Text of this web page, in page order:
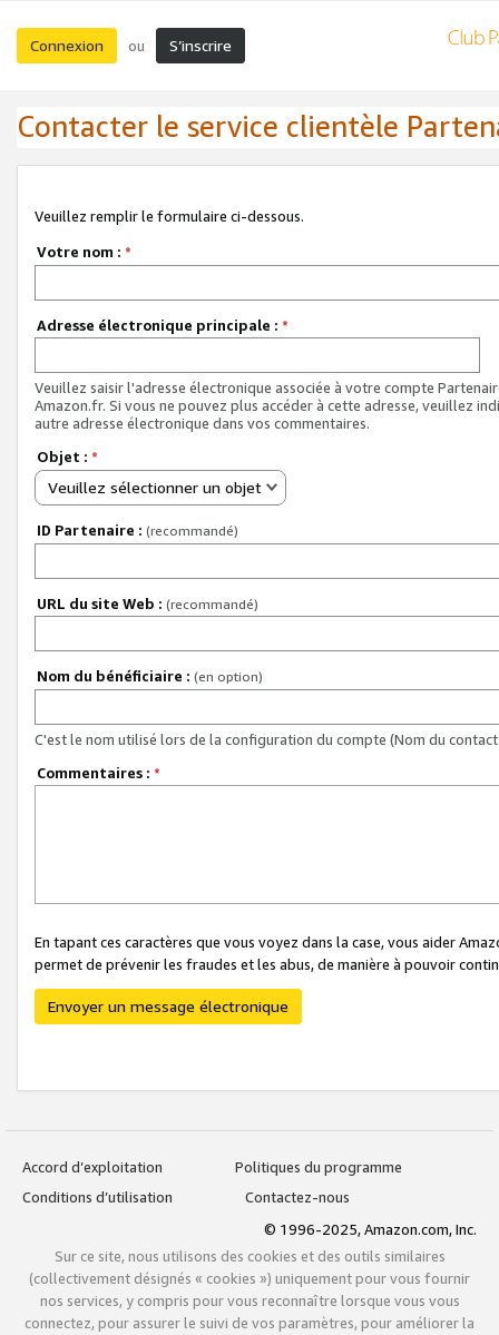
Connexion ou S’inscrire
Contacter le service clientèle
Veuillez remplir le formulaire ci-dessous.
Votre nom : *
Adresse électronique principale : *
Veuillez saisir l'adresse électronique associée à votre compte
Amazon.fr. Si vous ne pouvez plus accéder à cette adresse, veuillez
autre adresse électronique dans vos commentaires.
Objet : *
Veuillez sélectionner un objet
ID Partenaire : (recommandé)
URL du site Web : (recommandé)
Nom du bénéficiaire : (en option)
C'est le nom utilisé lors de la configuration du compte (Nom du
Commentaires : *
En tapant ces caractères que vous voyez dans la case, vous aider
permet de prévenir les fraudes et les abus, de manière à pouvoir
Envoyer un message électronique
Accord d’exploitation
Politiques du programme
Conditions d’utilisation
Contactez-nous
© 1996-2025, Amazon.com, Inc.
Sur ce site, nous utilisons des cookies et des outils similaires
(collectivement désignés « cookies ») uniquement pour vous fournir
nos services, y compris pour vous reconnaître lorsque vous vous
connectez, pour assurer le suivi de vos paramètres, pour améliorer la